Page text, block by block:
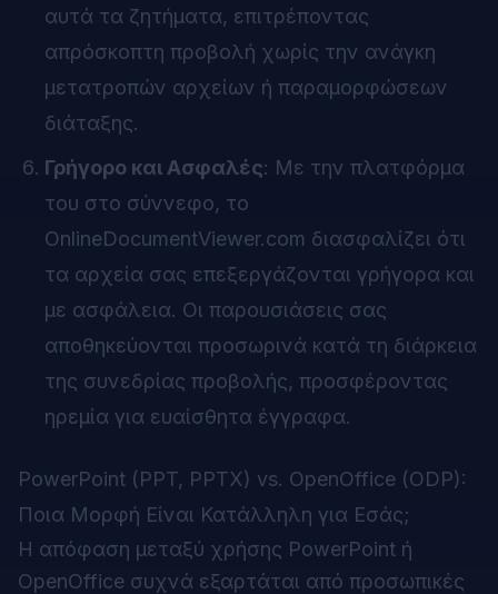
αυτά τα ζητήματα, επιτρέποντας
απρόσκοπτη προβολή χωρίς την ανάγκη
μετατροπών αρχείων ή παραμορφώσεων
διάταξης.
Γρήγορο και Ασφαλές: Με την πλατφόρμα
του στο σύννεφο, το
OnlineDocumentViewer.com διασφαλίζει ότι
τα αρχεία σας επεξεργάζονται γρήγορα και
με ασφάλεια. Οι παρουσιάσεις σας
αποθηκεύονται προσωρινά κατά τη διάρκεια
της συνεδρίας προβολής, προσφέροντας
ηρεμία για ευαίσθητα έγγραφα.
PowerPoint (PPT, PPTX) vs. OpenOffice (ODP):
Ποια Μορφή Είναι Κατάλληλη για Εσάς;
Η απόφαση μεταξύ χρήσης PowerPoint ή
OpenOffice συχνά εξαρτάται από προσωπικές